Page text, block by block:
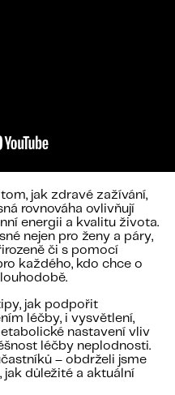
jak zdravé zažívání,
rovnováha ovlivňují
energii a kvalitu života.
nejen pro ženy a páry,
či s pomocí
každého, kdo chce o
jak podpořit
léčby, i vysvětlení,
nastavení vliv
léčby neplodnosti.
– obdrželi jsme
jak důležité a aktuální